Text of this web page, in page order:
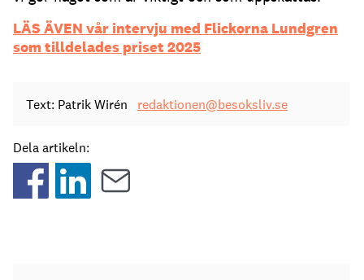
LÄS ÄVEN vår intervju med Flickorna Lundgren
som tilldelades priset 2025
Text: Patrik Wirén redaktionen@besoksliv.se
Dela artikeln: